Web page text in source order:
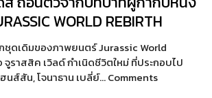
WORLD REBIRTH
ดเดิมของภาพยนตร์ Jurassic World
ราสสิค เวิลด์ กำเนิดชีวิตใหม่ ที่ประกอบไป
นส์สัน, โจนาธาน เบลี่ย์… Comments